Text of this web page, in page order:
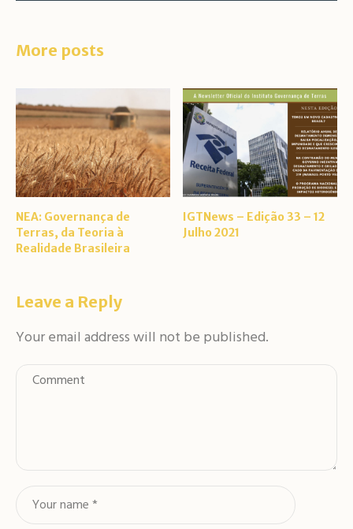
More posts
NEA: Governança de
Terras, da Teoria à
Realidade Brasileira
IGTNews – Edição 33 – 12
Julho 2021
Leave a Reply
Your email address will not be published.